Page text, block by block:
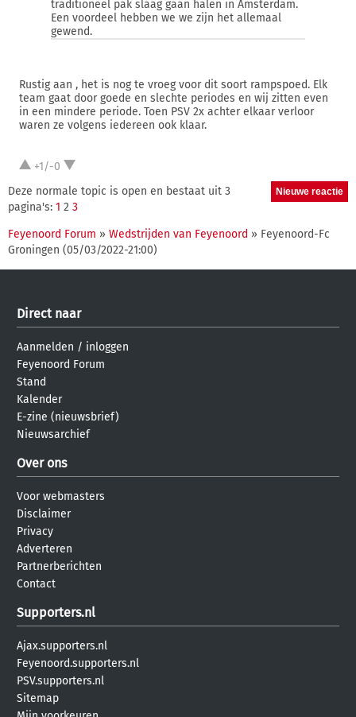
traditioneel pak slaag gaan halen in Amsterdam.
Een voordeel hebben we we zijn het allemaal
gewend.
Rustig aan , het is nog te vroeg voor dit soort rampspoed. Elk
team gaat door goede en slechte periodes en wij zitten even
in een mindere periode. Toen PSV 2x achter elkaar verloor
waren ze volgens iedereen ook klaar.
+1/-0
Deze normale topic is open en bestaat uit 3
pagina's: 1 2 3
Feyenoord Forum » Wedstrijden van Feyenoord » Feyenoord-Fc
Groningen (05/03/2022-21:00)
Direct naar
Aanmelden / inloggen
Feyenoord Forum
Stand
Kalender
E-zine (nieuwsbrief)
Nieuwsarchief
Over ons
Voor webmasters
Disclaimer
Privacy
Adverteren
Partnerberichten
Contact
Supporters.nl
Ajax.supporters.nl
Feyenoord.supporters.nl
PSV.supporters.nl
Sitemap